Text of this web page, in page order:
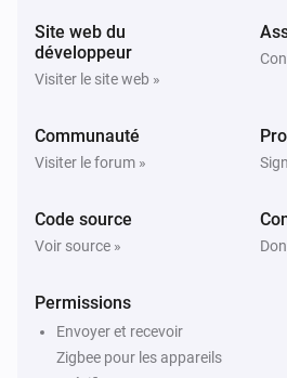
Le niveau de la batterie a
L'alarme mouvement s'est
Site web du
développeur
Visiter le site web »
Communauté
Visiter le forum »
Code source
Voir source »
Permissions
Envoyer et recevoir
Zigbee pour les appareils